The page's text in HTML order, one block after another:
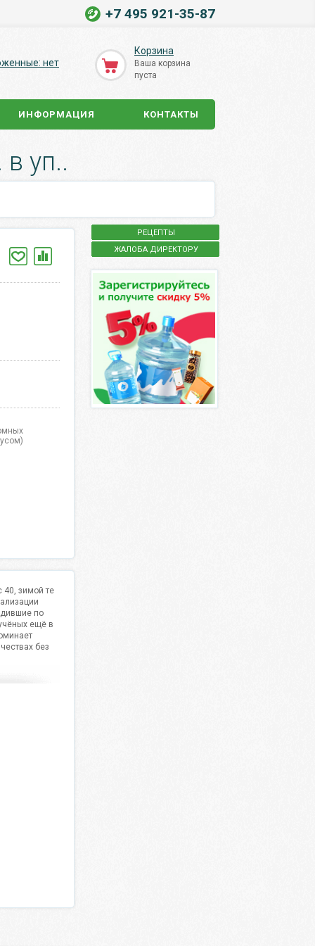
+7 495 921-35-87
нет
Корзина
Ваша корзина
пуста
ИНФОРМАЦИЯ КОНТАКТЫ
уп..
40, зимой те
по
ещё в
без
РЕЦЕПТЫ
ЖАЛОБА ДИРЕКТОРУ